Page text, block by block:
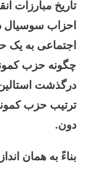
تاریخ مبارزات
احزاب سوسیال
اجتماعی به یک
چگونه حزب
درگذشت استالین
ترتیب حزب
دون.
بناءً به همان